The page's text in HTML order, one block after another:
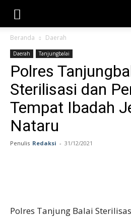
Beranda Daerah
Daerah Tanjungbalai
Polres
Sterilisasi dan
Tempat Ibadah
Nataru
Penulis Redaksi - 31/12/2021
Polres Tanjung Balai